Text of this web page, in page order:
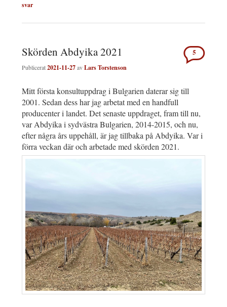
svar
Skörden Abdyika 2021
Publicerat2021-11-27avLars Torstenson
5
Mitt första konsultuppdrag i Bulgarien daterar sig till
2001. Sedan dess har jag arbetat med en handfull
producenter i landet. Det senaste uppdraget, fram till nu,
var Abdyika i sydvästra Bulgarien, 2014-2015, och nu,
efter några års uppehåll, är jag tillbaka på Abdyika. Var i
förra veckan där och arbetade med skörden 2021.